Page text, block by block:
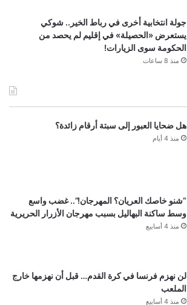
جولة انتخابية أخرى في رباط الخير.. شوكي
يستعرض «الحصيلة» في إقليم لم يحصد من
الحكومة سوى الزيارات!
منذ 8 ساعات
هل ضحايا العبور إلى سبتة أرقام زائدة؟
منذ 4 أيام
“شنو خاصك العريان؟ المهرجان!”.. غضب واسع
وسط ساكنة البهاليل بسبب مهرجان الأزرار الحريرية
منذ 4 أسابيع
لن نهزم فرنسا في كرة القدم… قبل أن نهزمها خارج
الملعب
منذ 4 أسابيع